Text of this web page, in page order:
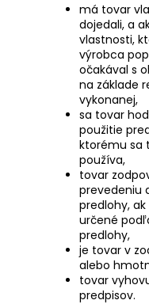
má tovar
dojedali, a
vlastnosti,
výrobca
očakával s
na základe
vykonanej,
sa tovar
použitie
ktorému sa
používa,
tovar
prevedeniu
predlohy,
určené
predlohy,
je tovar v
alebo
tovar
predpisov.